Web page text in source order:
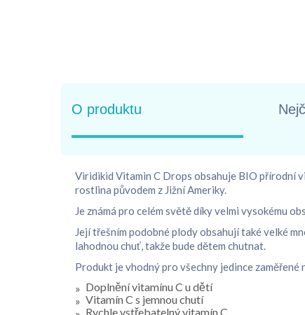
O produktu
Viridikid Vitamin C Drops obsahuje BIO přírodní
rostlina původem z Jižní Ameriky.
Je známá pro celém světě díky velmi vysokému
Její třešním podobné plody obsahují také velké
lahodnou chuť, takže bude dětem chutnat.
Produkt je vhodný pro všechny jedince zaměřené
Doplnění vitamínu C u dětí
Vitamín C s jemnou chutí
Rychle vstřebatelný vitamín C